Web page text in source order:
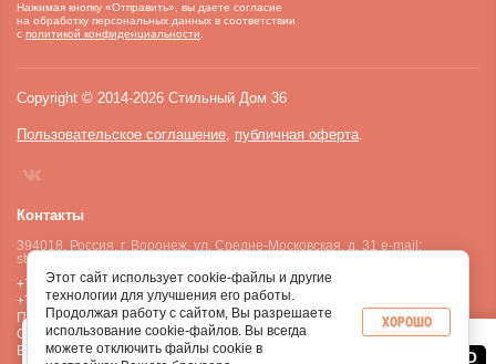
Нажимая кнопку «Отправить», вы даете согласие
на обработку персональных данных в соответствии
с политикой конфиденциальности
Copyright © 2014-2026 Стильный Дом 36
Пользовательское соглашение, публичная оферта.
Контакты
394018, Россия, г. Воронеж, ул. Средне-Московская, д. 31 e-mail:
stildom36@yandex.ru
+7(906) 670-86-06 Билайн
+7(961) 184-17-81 МТС
Пн - Пятн с 10-00 до 18-00
Субб. с 10-00 до 17-00
Воскресенье по записи
Этот сайт используетфайлы cookie,
которые обеспечивают его корректную
ХОРОШО
Этот сайт использует cookie-файлы и другие
технологии для улучшения его работы.
Продолжая работу с сайтом, Вы разрешаете
использование cookie-файлов. Вы всегда
можете отключить файлы cookie в
ХОРОШО